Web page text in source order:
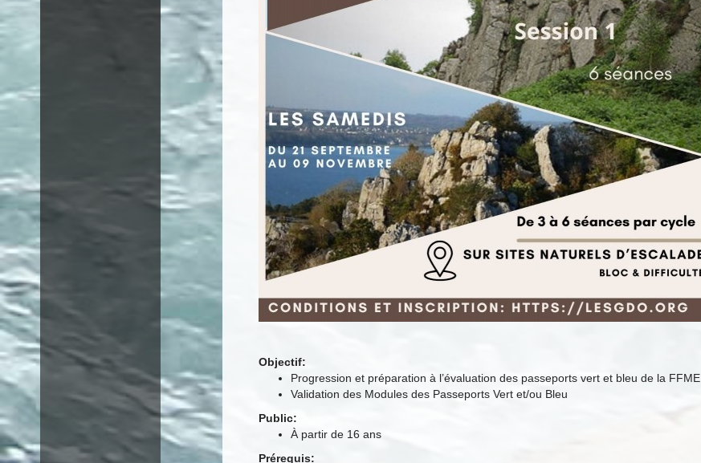
Objectif:
Progression et préparation à l’évaluation des passeports vert et bleu de la FFME
Validation des Modules des Passeports Vert et/ou Bleu
Public:
À partir de 16 ans
Prérequis: